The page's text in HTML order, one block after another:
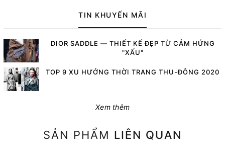
TIN KHUYẾN MÃI
DIOR SADDLE — THIẾT KẾ ĐẸP TỪ CẢM HỨNG
"XẤU"
TOP 9 XU HƯỚNG THỜI TRANG THU-ĐÔNG 2020
Xem thêm
SẢN PHẨM LIÊN QUAN